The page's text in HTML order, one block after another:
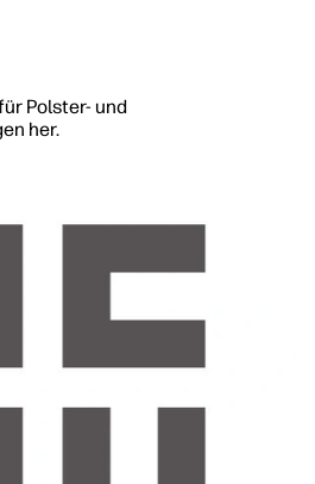
Polster- und
her.